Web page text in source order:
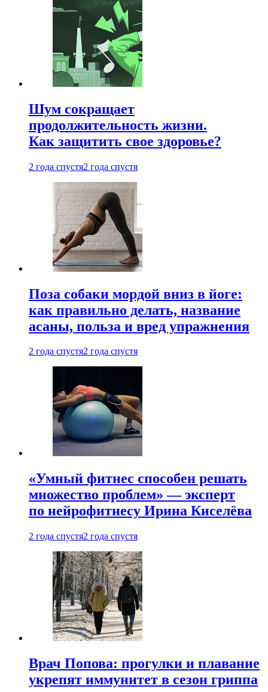
Шум сокращает
продолжительность жизни.
Как защитить свое здоровье?
2 года спустя2 года спустя
Поза собаки мордой вниз в йоге:
как правильно делать, название
асаны, польза и вред упражнения
2 года спустя2 года спустя
«Умный фитнес способен решать
множество проблем» — эксперт
по нейрофитнесу Ирина Киселёва
2 года спустя2 года спустя
Врач Попова: прогулки и плавание
укрепят иммунитет в сезон гриппа